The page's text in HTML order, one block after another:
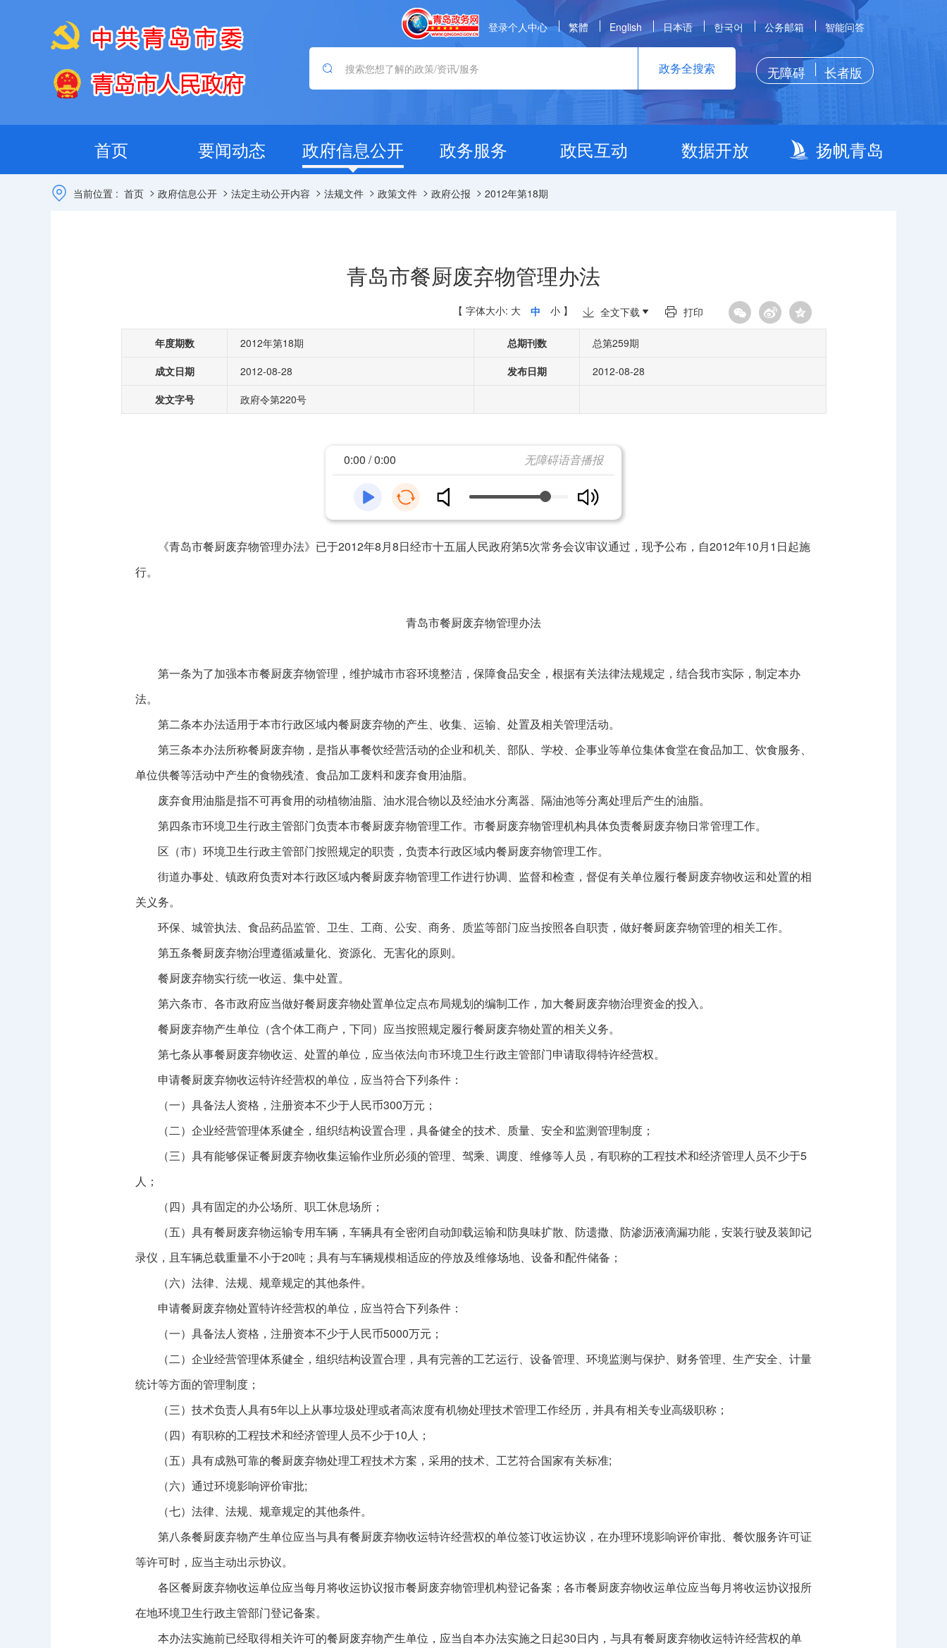
登录个人中心 繁體 English 日本语 한국어 公务邮箱 智能问答
无障碍 长者版
政务全搜索
首页 要闻动态 政府信息公开 政务服务 政民互动 数据开放 扬帆青岛
当前位置 : 首页 > 政府信息公开 > 法定主动公开内容 > 法规文件 > 政策文件 > 政府公报 > 2012年第18期
青岛市餐厨废弃物管理办法
【 字体大小: 大 中 小 】 全文下载 打印
年度期数 2012年第18期 总期刊数
总第259期
成文日期
2012-08-28 发布日期
2012-08-28
发文字号
政府令第220号
无障碍语音播报
0:00 / 0:00
《青岛市餐厨废弃物管理办法》已于2012年8月8日经市十五届人民政府第5次常务会议审议通过，现予公布，自2012年10月1日起施
行。
青岛市餐厨废弃物管理办法
第一条为了加强本市餐厨废弃物管理，维护城市市容环境整洁，保障食品安全，根据有关法律法规规定，结合我市实际，制定本办
法。
第二条本办法适用于本市行政区域内餐厨废弃物的产生、收集、运输、处置及相关管理活动。
第三条本办法所称餐厨废弃物，是指从事餐饮经营活动的企业和机关、部队、学校、企事业等单位集体食堂在食品加工、饮食服务、
单位供餐等活动中产生的食物残渣、食品加工废料和废弃食用油脂。
废弃食用油脂是指不可再食用的动植物油脂、油水混合物以及经油水分离器、隔油池等分离处理后产生的油脂。
第四条市环境卫生行政主管部门负责本市餐厨废弃物管理工作。市餐厨废弃物管理机构具体负责餐厨废弃物日常管理工作。
区（市）环境卫生行政主管部门按照规定的职责，负责本行政区域内餐厨废弃物管理工作。
街道办事处、镇政府负责对本行政区域内餐厨废弃物管理工作进行协调、监督和检查，督促有关单位履行餐厨废弃物收运和处置的相
关义务。
环保、城管执法、食品药品监管、卫生、工商、公安、商务、质监等部门应当按照各自职责，做好餐厨废弃物管理的相关工作。
第五条餐厨废弃物治理遵循减量化、资源化、无害化的原则。
餐厨废弃物实行统一收运、集中处置。
第六条市、各市政府应当做好餐厨废弃物处置单位定点布局规划的编制工作，加大餐厨废弃物治理资金的投入。
餐厨废弃物产生单位（含个体工商户，下同）应当按照规定履行餐厨废弃物处置的相关义务。
第七条从事餐厨废弃物收运、处置的单位，应当依法向市环境卫生行政主管部门申请取得特许经营权。
申请餐厨废弃物收运特许经营权的单位，应当符合下列条件：
（一）具备法人资格，注册资本不少于人民币300万元；
（二）企业经营管理体系健全，组织结构设置合理，具备健全的技术、质量、安全和监测管理制度；
（三）具有能够保证餐厨废弃物收集运输作业所必须的管理、驾乘、调度、维修等人员，有职称的工程技术和经济管理人员不少于5
人；
（四）具有固定的办公场所、职工休息场所；
（五）具有餐厨废弃物运输专用车辆，车辆具有全密闭自动卸载运输和防臭味扩散、防遗撒、防渗沥液滴漏功能，安装行驶及装卸记
录仪，且车辆总载重量不小于20吨；具有与车辆规模相适应的停放及维修场地、设备和配件储备；
（六）法律、法规、规章规定的其他条件。
申请餐厨废弃物处置特许经营权的单位，应当符合下列条件：
（一）具备法人资格，注册资本不少于人民币5000万元；
（二）企业经营管理体系健全，组织结构设置合理，具有完善的工艺运行、设备管理、环境监测与保护、财务管理、生产安全、计量
统计等方面的管理制度；
（三）技术负责人具有5年以上从事垃圾处理或者高浓度有机物处理技术管理工作经历，并具有相关专业高级职称；
（四）有职称的工程技术和经济管理人员不少于10人；
（五）具有成熟可靠的餐厨废弃物处理工程技术方案，采用的技术、工艺符合国家有关标准;
（六）通过环境影响评价审批;
（七）法律、法规、规章规定的其他条件。
第八条餐厨废弃物产生单位应当与具有餐厨废弃物收运特许经营权的单位签订收运协议，在办理环境影响评价审批、餐饮服务许可证
等许可时，应当主动出示协议。
各区餐厨废弃物收运单位应当每月将收运协议报市餐厨废弃物管理机构登记备案；各市餐厨废弃物收运单位应当每月将收运协议报所
在地环境卫生行政主管部门登记备案。
本办法实施前已经取得相关许可的餐厨废弃物产生单位，应当自本办法实施之日起30日内，与具有餐厨废弃物收运特许经营权的单